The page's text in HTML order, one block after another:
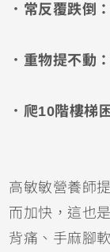
．常反覆跌倒
．重物提不動
．爬10階樓梯
高敏敏營養師
而加快，這也
背痛、手麻腳